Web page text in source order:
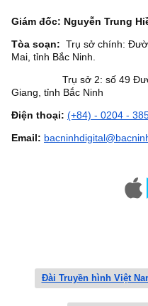
Giám đốc: Nguyễn Trung
Tòa soạn: Trụ sở chính:
Mai, tỉnh Bắc Ninh.
Trụ sở 2: số 49 Đường
Giang, tỉnh Bắc Ninh
Điện thoại: (+84) - 0204 -
Email:
Đài Truyền hình Việt